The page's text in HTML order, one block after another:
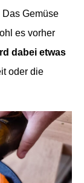
Das Gemüse
es vorher
dabei etwas
oder die